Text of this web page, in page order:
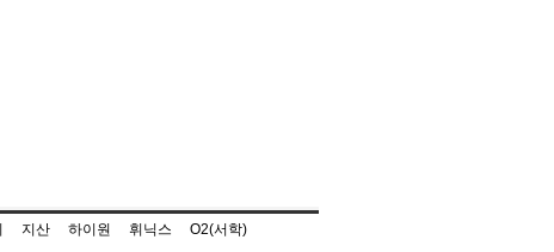
지산 하이원 휘닉스 O2(서학)